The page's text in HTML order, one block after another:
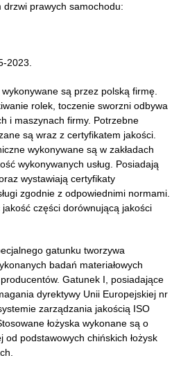
prawych samochodu:
2023.
są przez polską firmę.
rolek, toczenie sworzni odbywa
i maszynach firmy. Potrzebne
są wraz z certyfikatem jakości.
wykonywane są w zakładach
wykonywanych usług. Posiadają
wystawiają certyfikaty
zgodnie z odpowiednimi normami.
części dorównującą jakości
gatunku tworzywa
badań materiałowych
Gatunek I, posiadające
dyrektywy Unii Europejskiej nr
zarządzania jakością ISO
łożyska wykonane są o
od podstawowych chińskich łożysk